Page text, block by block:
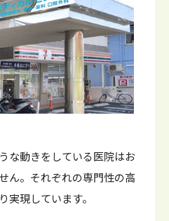
な動きをしている医院はお
ん。それぞれの専門性の高
実現しています。